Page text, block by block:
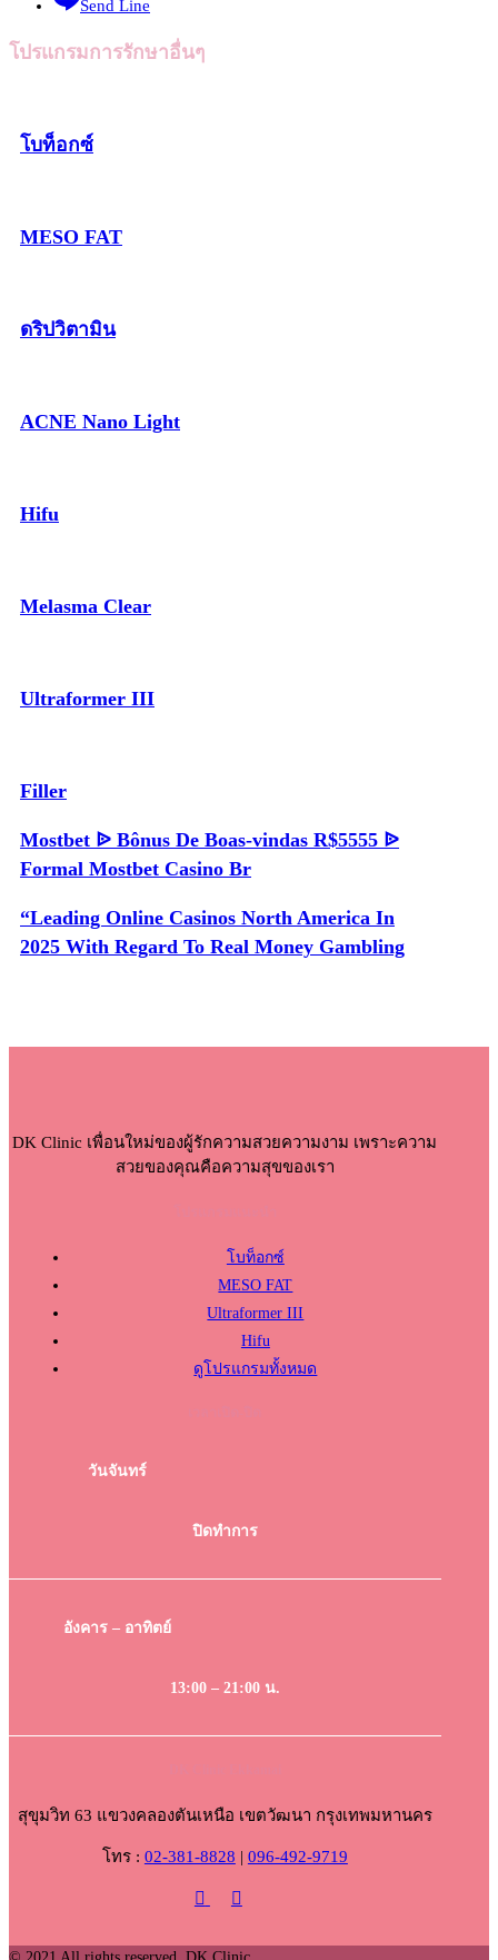
Send Line
โปรแกรมการรักษาอื่นๆ
โบท็อกซ์
MESO FAT
ดริปวิตามิน
ACNE Nano Light
Hifu
Melasma Clear
Ultraformer III
Filler
Mostbet ᐉ Bônus De Boas-vindas R$5555 ᐉ
Formal Mostbet Casino Br
“Leading Online Casinos North America In
2025 With Regard To Real Money Gambling
DK Clinic เพื่อนใหม่ของผู้รักความสวยความงาม เพราะความ
สวยของคุณคือความสุขของเรา
โบท็อกซ์
MESO FAT
Ultraformer III
Hifu
ดูโปรแกรมทั้งหมด
วันจันทร์
ปิดทำการ
อังคาร – อาทิตย์
13:00 – 21:00 น.
สุขุมวิท 63 แขวงคลองตันเหนือ เขตวัฒนา กรุงเทพมหานคร
โทร : 02-381-8828 | 096-492-9719